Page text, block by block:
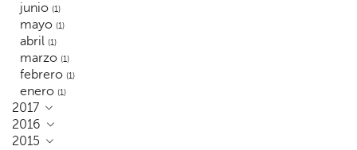
junio (1)
mayo (1)
abril (1)
marzo (1)
febrero (1)
enero (1)
2017
2016
2015